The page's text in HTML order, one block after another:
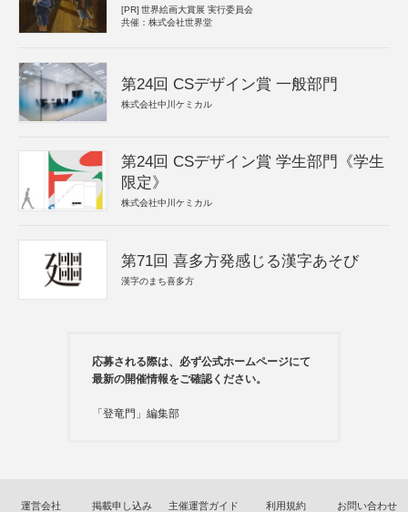
[PR] 世界絵画大賞展 実行委員会
共催：株式会社世界堂
第24回 CSデザイン賞 一般部門
株式会社中川ケミカル
第24回 CSデザイン賞 学生部門《学生
限定》
株式会社中川ケミカル
第71回 喜多方発感じる漢字あそび
漢字のまち喜多方
応募される際は、必ず公式ホームページにて
最新の開催情報をご確認ください。
「登竜門」編集部
運営会社 掲載申し込み 主催運営ガイド 利用規約 お問い合わせ